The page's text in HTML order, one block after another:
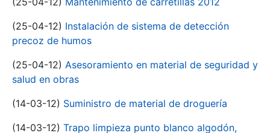
(25-04-12) Instalación de sistema de detección
precoz de humos
(25-04-12) Asesoramiento en material de seguridad y
salud en obras
(14-03-12) Suministro de material de droguería
(14-03-12) Trapo limpieza punto blanco algodón,